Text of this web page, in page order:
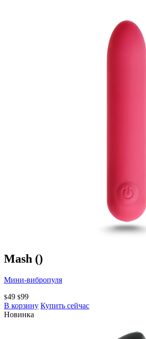
Mash ()
Мини-вибропуля
$49 $99
В корзину Купить сейчас
Новинка